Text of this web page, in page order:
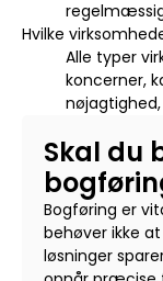
Hvilke
Alle typer
koncerner,
Skal du
Bogføring er
behøver ikke
løsninger